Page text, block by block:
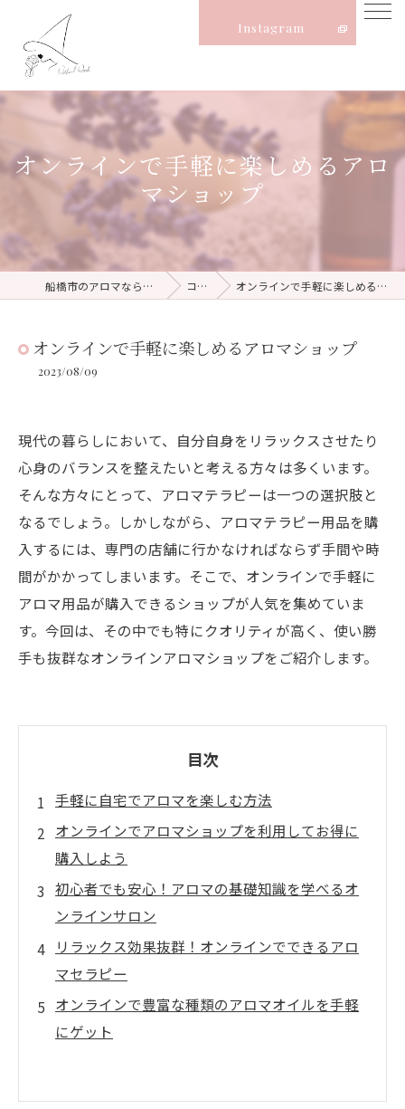
Instagram
オンラインで手軽に楽しめるアロ
マショップ
船橋市のアロマならNatural Witch コラム オンラインで手軽に楽しめるアロマショップ
オンラインで手軽に楽しめるアロマショップ
2023/08/09
現代の暮らしにおいて、自分自身をリラックスさせたり
心身のバランスを整えたいと考える方々は多くいます。
そんな方々にとって、アロマテラピーは一つの選択肢と
なるでしょう。しかしながら、アロマテラピー用品を購
入するには、専門の店舗に行かなければならず手間や時
間がかかってしまいます。そこで、オンラインで手軽に
アロマ用品が購入できるショップが人気を集めていま
す。今回は、その中でも特にクオリティが高く、使い勝
手も抜群なオンラインアロマショップをご紹介します。
目次
手軽に自宅でアロマを楽しむ方法
オンラインでアロマショップを利用してお得に
購入しよう
初心者でも安心！アロマの基礎知識を学べるオ
ンラインサロン
リラックス効果抜群！オンラインでできるアロ
マセラピー
オンラインで豊富な種類のアロマオイルを手軽
にゲット